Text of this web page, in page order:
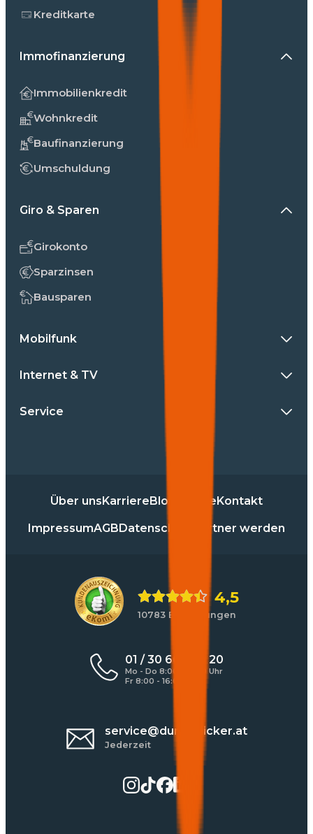
Kreditkarte
Immofinanzierung
Immobilienkredit
Wohnkredit
Baufinanzierung
Umschuldung
Giro & Sparen
Girokonto
Sparzinsen
Bausparen
Mobilfunk
Internet & TV
Service
Über unsKarriereBlog PresseKontakt
ImpressumAGBDatenschutz Partner werden
4,5
10783 Bewertungen
01 / 30 60 900 20
Mo - Do 8:00 - 17:00 Uhr
Fr 8:00 - 16:00 Uhr
service@durchblicker.at
Jederzeit